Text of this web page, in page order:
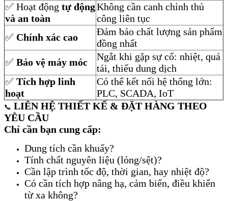
✅ Hoạt động tự động
và an toàn
Không cần canh chỉnh thủ
công liên tục
✅ Chính xác cao
Đảm bảo chất lượng sản phẩm
đồng nhất
✅ Bảo vệ máy móc
Ngắt khi gặp sự cố: nhiệt, quá
tải, thiếu dung dịch
✅ Tích hợp linh
hoạt
Có thể kết nối hệ thống lớn:
PLC, SCADA, IoT
📞 LIÊN HỆ THIẾT KẾ & ĐẶT HÀNG THEO
YÊU CẦU
Chỉ cần bạn cung cấp:
Dung tích cần khuấy?
Tính chất nguyên liệu (lỏng/sệt)?
Cần lập trình tốc độ, thời gian, hay nhiệt độ?
Có cần tích hợp nâng hạ, cảm biến, điều khiển
từ xa không?